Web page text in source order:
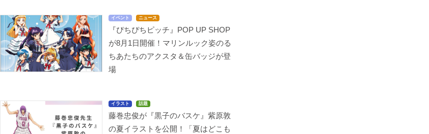
イベント ニュース
『ぴちぴちピッチ』POP UP SHOP
が8月1日開催！マリンルック姿のる
ちあたちのアクスタ＆缶バッジが登
場
イラスト 話題
藤巻忠俊が『黒子のバスケ』紫原敦
の夏イラストを公開！「夏はどこも